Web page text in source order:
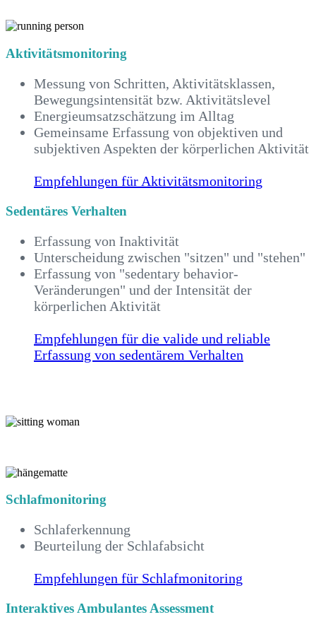
Aktivitätsmonitoring
Messung von Schritten, Aktivitätsklassen,
Bewegungsintensität bzw. Aktivitätslevel
Energieumsatzschätzung im Alltag
Gemeinsame Erfassung von objektiven und
subjektiven Aspekten der körperlichen Aktivität
Empfehlungen für Aktivitätsmonitoring
Sedentäres Verhalten
Erfassung von Inaktivität
Unterscheidung zwischen "sitzen" und "stehen"
Erfassung von "sedentary behavior-
Veränderungen" und der Intensität der
körperlichen Aktivität
Empfehlungen für die valide und reliable
Erfassung von sedentärem Verhalten
Schlafmonitoring
Schlaferkennung
Beurteilung der Schlafabsicht
Empfehlungen für Schlafmonitoring
Interaktives Ambulantes Assessment